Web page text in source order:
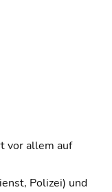
vor allem auf
Polizei) und